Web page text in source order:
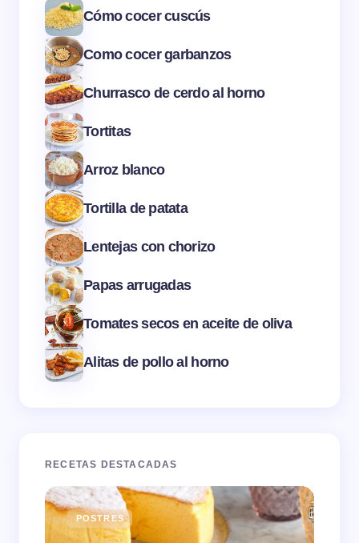
Cómo cocer cuscús
Como cocer garbanzos
Churrasco de cerdo al horno
Tortitas
Arroz blanco
Tortilla de patata
Lentejas con chorizo
Papas arrugadas
Tomates secos en aceite de oliva
Alitas de pollo al horno
RECETAS DESTACADAS
POSTRES